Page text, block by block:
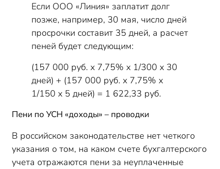
Если ООО «Линия» заплатит долг
позже, например, 30 мая, число дней
просрочки составит 35 дней, а расчет
пеней будет следующим:
(157 000 руб. x 7,75% x 1/300 x 30
дней) + (157 000 руб. x 7,75% x
1/150 x 5 дней) = 1 622,33 руб.
Пени по УСН «доходы» – проводки
В российском законодательстве нет четкого
указания о том, на каком счете бухгалтерского
учета отражаются пени за неуплаченные